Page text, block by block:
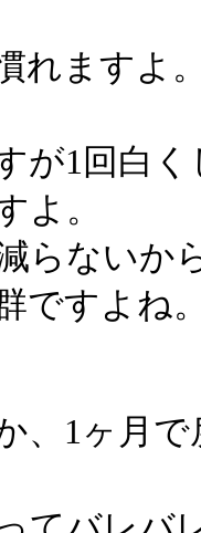
れますよ
が1回白
よ。
らないか
ですよね
、1ヶ月